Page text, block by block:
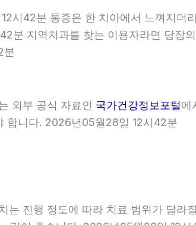
시42분 통증은 한 치아에서 느껴지더
분 지역치과를 찾는 이용자라면 당장
분
외부 공식 자료인 국가건강정보포털에
합니다. 2026년05월28일 12시42분
진행 정도에 따라 치료 범위가 달라